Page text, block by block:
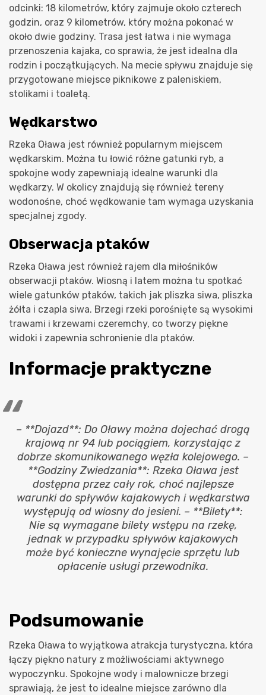
odcinki: 18 kilometrów, który zajmuje około czterech
godzin, oraz 9 kilometrów, który można pokonać w
około dwie godziny. Trasa jest łatwa i nie wymaga
przenoszenia kajaka, co sprawia, że jest idealna dla
rodzin i początkujących. Na mecie spływu znajduje się
przygotowane miejsce piknikowe z paleniskiem,
stolikami i toaletą.
Wędkarstwo
Rzeka Oława jest również popularnym miejscem
wędkarskim. Można tu łowić różne gatunki ryb, a
spokojne wody zapewniają idealne warunki dla
wędkarzy. W okolicy znajdują się również tereny
wodonośne, choć wędkowanie tam wymaga uzyskania
specjalnej zgody.
Obserwacja ptaków
Rzeka Oława jest również rajem dla miłośników
obserwacji ptaków. Wiosną i latem można tu spotkać
wiele gatunków ptaków, takich jak pliszka siwa, pliszka
żółta i czapla siwa. Brzegi rzeki porośnięte są wysokimi
trawami i krzewami czeremchy, co tworzy piękne
widoki i zapewnia schronienie dla ptaków.
Informacje praktyczne
– **Dojazd**: Do Oławy można dojechać drogą
krajową nr 94 lub pociągiem, korzystając z
dobrze skomunikowanego węzła kolejowego. –
**Godziny Zwiedzania**: Rzeka Oława jest
dostępna przez cały rok, choć najlepsze
warunki do spływów kajakowych i wędkarstwa
występują od wiosny do jesieni. – **Bilety**:
Nie są wymagane bilety wstępu na rzekę,
jednak w przypadku spływów kajakowych
może być konieczne wynajęcie sprzętu lub
opłacenie usługi przewodnika.
Podsumowanie
Rzeka Oława to wyjątkowa atrakcja turystyczna, która
łączy piękno natury z możliwościami aktywnego
wypoczynku. Spokojne wody i malownicze brzegi
sprawiają, że jest to idealne miejsce zarówno dla